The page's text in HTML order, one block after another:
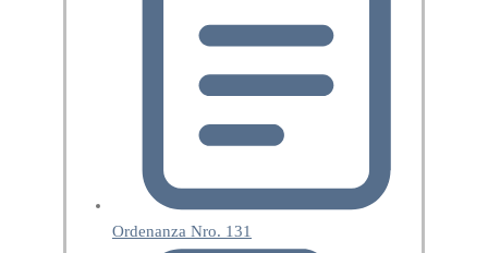
Ordenanza Nro. 131